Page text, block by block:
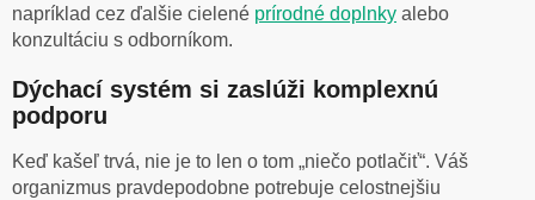
napríklad cez ďalšie cielené prírodné doplnky alebo
konzultáciu s odborníkom.
Dýchací systém si zaslúži komplexnú
podporu
Keď kašeľ trvá, nie je to len o tom „niečo potlačiť“. Váš
organizmus pravdepodobne potrebuje celostnejšiu